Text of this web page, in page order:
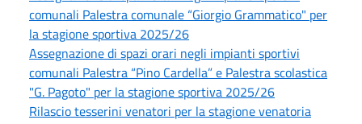
comunali Palestra comunale “Giorgio Grammatico" per
la stagione sportiva 2025/26
Assegnazione di spazi orari negli impianti sportivi
comunali Palestra “Pino Cardella” e Palestra scolastica
"G. Pagoto" per la stagione sportiva 2025/26
Rilascio tesserini venatori per la stagione venatoria